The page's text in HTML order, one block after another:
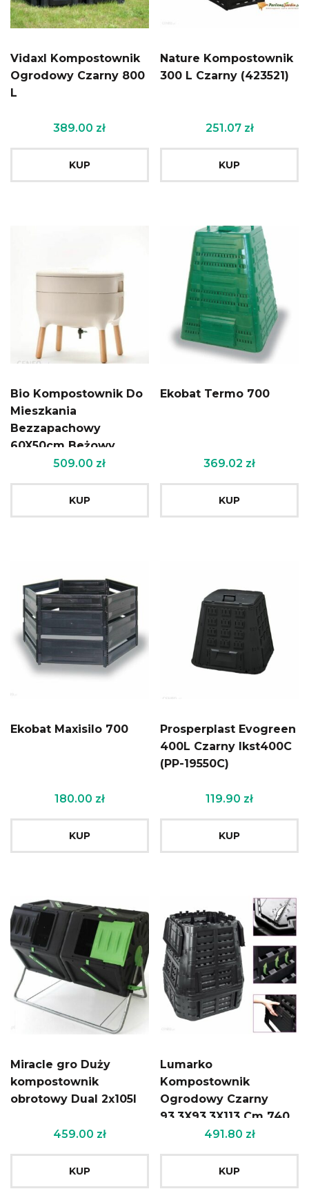
Vidaxl Kompostownik
Ogrodowy Czarny 800
L
389.00 zł
KUP
Nature Kompostownik
300 L Czarny (423521)
251.07 zł
KUP
Bio Kompostownik Do
Mieszkania
Bezzapachowy
60X50cm Beżowy
509.00 zł
KUP
Ekobat Termo 700
369.02 zł
KUP
Ekobat Maxisilo 700
180.00 zł
KUP
Prosperplast Evogreen
400L Czarny Ikst400C
(PP-19550C)
119.90 zł
KUP
Miracle gro Duży
kompostownik
obrotowy Dual 2x105l
459.00 zł
KUP
Lumarko
Kompostownik
Ogrodowy Czarny
93,3X93,3X113 Cm 740
491.80 zł
KUP